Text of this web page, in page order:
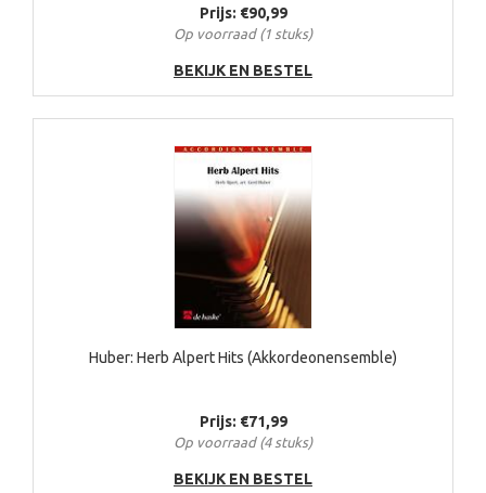
Prijs: €90,99
Op voorraad (1 stuks)
BEKIJK EN BESTEL
Huber: Herb Alpert Hits (Akkordeonensemble)
Prijs: €71,99
Op voorraad (4 stuks)
BEKIJK EN BESTEL